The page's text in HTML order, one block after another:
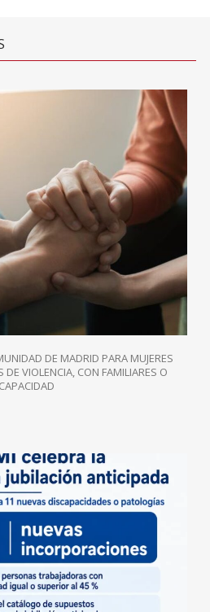
DE MADRID PARA MUJERES
VIOLENCIA, CON FAMILIARES O